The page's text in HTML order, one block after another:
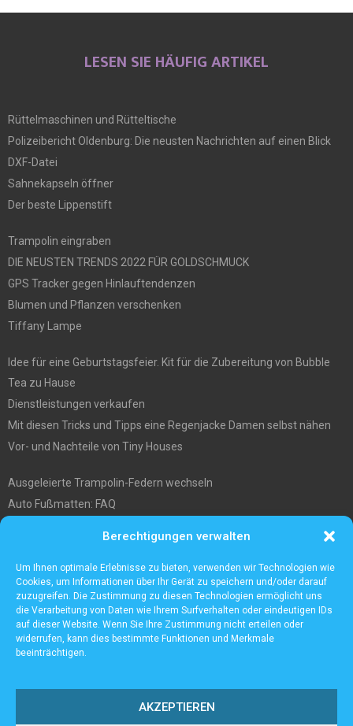
Berechtigungen verwalten
Um Ihnen optimale Erlebnisse zu bieten, verwenden wir Technologien wie
Cookies, um Informationen über Ihr Gerät zu speichern und/oder darauf
zuzugreifen. Die Zustimmung zu diesen Technologien ermöglicht uns
die Verarbeitung von Daten wie Ihrem Surfverhalten oder eindeutigen IDs
auf dieser Website. Wenn Sie Ihre Zustimmung nicht erteilen oder
widerrufen, kann dies bestimmte Funktionen und Merkmale
beeinträchtigen.
AKZEPTIEREN
LESEN SIE HÄUFIG ARTIKEL
Rüttelmaschinen und Rütteltische
Polizeibericht Oldenburg: Die neusten Nachrichten auf einen Blick
DXF-Datei
Sahnekapseln öffner
Der beste Lippenstift
Trampolin eingraben
DIE NEUSTEN TRENDS 2022 FÜR GOLDSCHMUCK
GPS Tracker gegen Hinlauftendenzen
Blumen und Pflanzen verschenken
Tiffany Lampe
Idee für eine Geburtstagsfeier. Kit für die Zubereitung von Bubble
Tea zu Hause
Dienstleistungen verkaufen
Mit diesen Tricks und Tipps eine Regenjacke Damen selbst nähen
Vor- und Nachteile von Tiny Houses
Ausgeleierte Trampolin-Federn wechseln
Auto Fußmatten: FAQ
Was Sie über die Außenlagerung von Waren und Produkten wissen
müssen